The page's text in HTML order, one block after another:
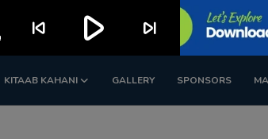
KITAAB KAHANI GALLERY SPONSORS
skip_previous play_arrow skip_next